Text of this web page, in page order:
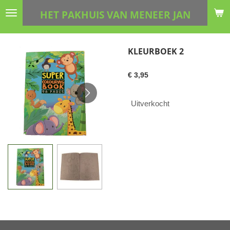
Ga
hoofdinhoud
HET PAKHUIS VAN MENEER JAN
KLEURBOEK 2
€ 3,95
Uitverkocht